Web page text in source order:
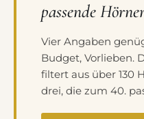
passende
Vier Angaben
Budget, Vorlieben.
filtert aus über 130
drei, die zum 40.